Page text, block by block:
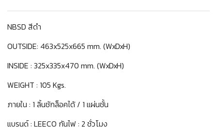
NBSD สีดำ
OUTSIDE: 463x525x665 mm. (WxDxH)
INSIDE : 325x335x470 mm. (WxDxH)
WEIGHT : 105 Kgs.
ภายใน : 1 ลิ้นชักล็อคได้ / 1 แผ่นชั้น
แบรนด์ : LEECO กันไฟ : 2 ชั่วโมง